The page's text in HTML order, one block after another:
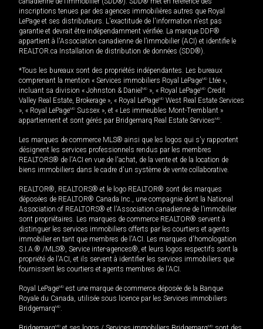
inscriptions tenues par des agences immobilières autres que Royal
LePage et ses distributeurs. L'exactitude de l'information n'est pas
garantie et devrait être indépendamment vérifiée. La marque DDF®
appartient à l'Association canadienne de l’immobilier (ACI) et identifie le
REALTOR.ca Installation de distribution de données (SDD®).
*Tous les bureaux sont des propriétés indépendantes. Les bureaux
comprenant la mention « Services immobiliers Royal LePageMD Ltée »,
incluant sa division « Johnston & Daniel MD », « Royal LePageMD Credit
Valley Real Estate, Brokerage », « Royal LePageMD West Real Estate Services
», « Royal LePageMD Sussex », et « Les immeubles Mont-Tremblant »
appartiennent et sont gérés par Bridgemarq Real Estate ServicesMD.
Les marques de commerce MLS® ainsi que les logos qui s'y rapportent
désignent les services professionnels rendus par les membres
REALTORS® de l'ACI en vue de l'achat, de la vente et de la location de
biens immobiliers dans le cadre d'un système de vente collaborative.
REALTOR®, REALTORS® et le logo REALTOR® sont des marques
déposées de REALTOR® Canada Inc., une compagnie dont la National
Association of REALTORS® et l'Association canadienne de l’immobilier
sont propriétaires. Les marques de commerce REALTOR® servent à
distinguer les services immobiliers offerts par les courtiers et agents
immobilier en tant que membres de l'ACI. Les marques d'homologation
S.I.A.® /MLS®, Service inter-agences®, et leurs logos respectifs sont la
propriété de l'ACI, et ils servent à identifier les services immobiliers que
fournissent les courtiers et agents membres de l'ACI.
Royal LePageMD est une marque de commerce déposée de la Banque
Royale du Canada, utilisée sous licence par les Services immobiliers
BridgemarqMD.
MD MD